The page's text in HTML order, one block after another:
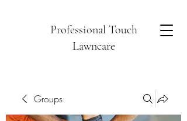
Professional Touch
Lawncare
Groups